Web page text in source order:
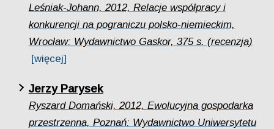
Leśniak-Johann, 2012, Relacje współpracy i
konkurencji na pograniczu polsko-niemieckim,
Wrocław: Wydawnictwo Gaskor, 375 s. (recenzja)
[więcej]
Jerzy Parysek
Ryszard Domański, 2012, Ewolucyjna gospodarka
przestrzenna, Poznań: Wydawnictwo Uniwersytetu